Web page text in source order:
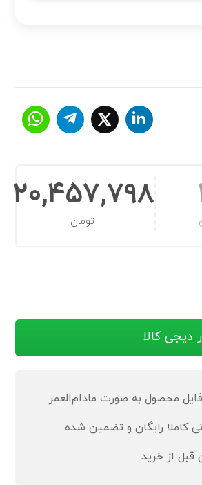
20,457,798
تومان
دیجی کالا
محصول به صورت مادام‌العمر
قبل از خرید